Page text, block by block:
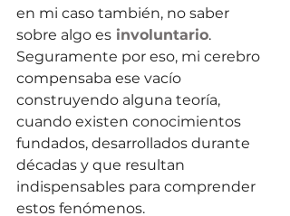
en mi caso también, no saber
sobre algo es involuntario.
Seguramente por eso, mi cerebro
compensaba ese vacío
construyendo alguna teoría,
cuando existen conocimientos
fundados, desarrollados durante
décadas y que resultan
indispensables para comprender
estos fenómenos.